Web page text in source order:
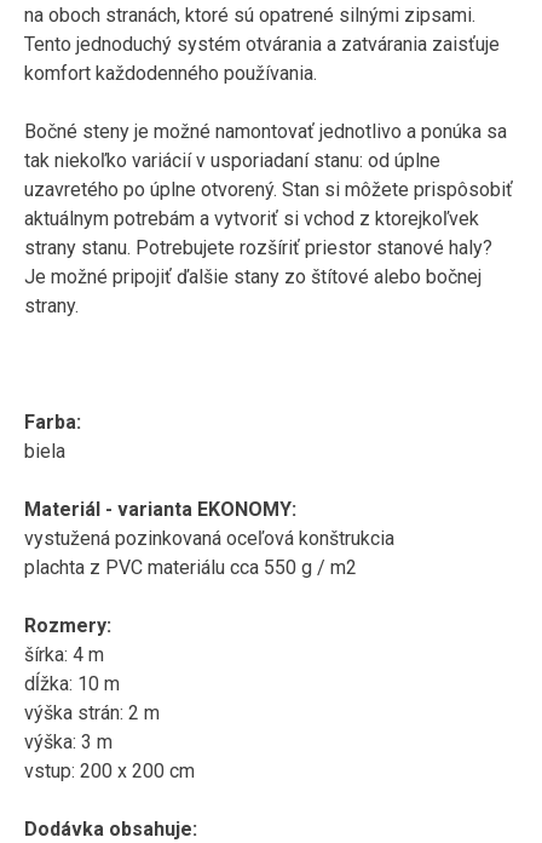
na oboch stranách, ktoré sú opatrené silnými zipsami.
Tento jednoduchý systém otvárania a zatvárania zaisťuje
komfort každodenného používania.
Bočné steny je možné namontovať jednotlivo a ponúka sa
tak niekoľko variácií v usporiadaní stanu: od úplne
uzavretého po úplne otvorený. Stan si môžete prispôsobiť
aktuálnym potrebám a vytvoriť si vchod z ktorejkoľvek
strany stanu. Potrebujete rozšíriť priestor stanové haly?
Je možné pripojiť ďalšie stany zo štítové alebo bočnej
strany.
Farba:
biela
Materiál - varianta EKONOMY:
vystužená pozinkovaná oceľová konštrukcia
plachta z PVC materiálu cca 550 g / m2
Rozmery:
šírka: 4 m
dĺžka: 10 m
výška strán: 2 m
výška: 3 m
vstup: 200 x 200 cm
Dodávka obsahuje: